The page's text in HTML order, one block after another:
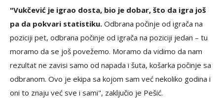
"Vukčević je igrao dosta, bio je dobar, što da igra još
pa da pokvari statistiku. Odbrana počinje od igrača na
poziciji pet, odbrana počinje od igrača na poziciji jedan – tu
moramo da se još povežemo. Moramo da vidimo da nam
rezultat ne zavisi samo od napada i šuta, košarka počinje sa
odbranom. Ovo je ekipa sa kojom sam već nekoliko godina i
oni to znaju već sve i sami", zaključio je Pešić.